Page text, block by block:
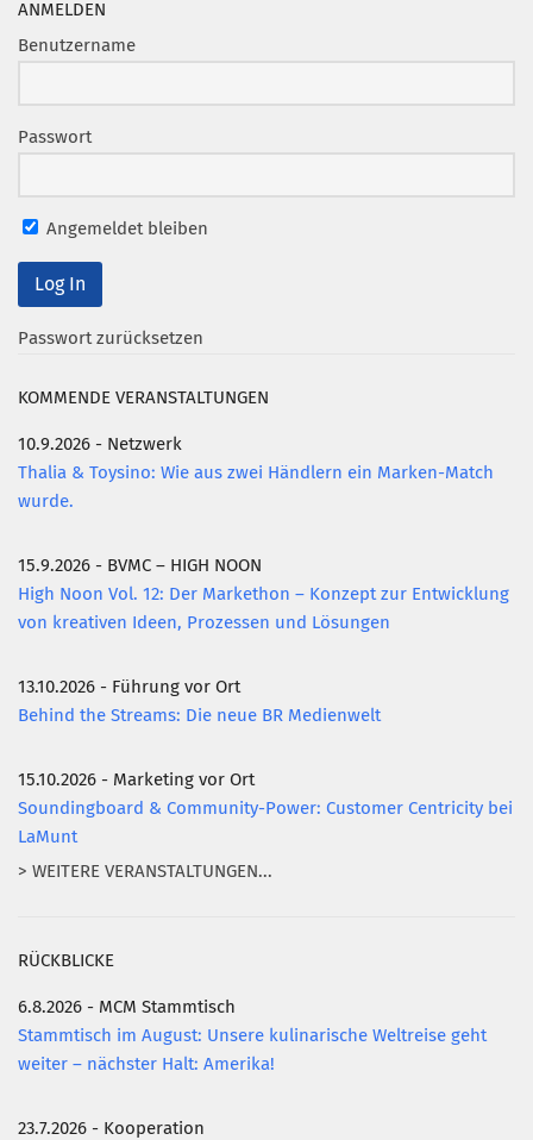
Clubmagazin
MCM Club TV
Mitglied werden
AKTUELLES
ANMELDEN
Benutzername
Passwort
Angemeldet bleiben
Passwort zurücksetzen
KOMMENDE VERANSTALTUNGEN
10.9.2026 - Netzwerk
Thalia & Toysino: Wie aus zwei Händlern ein Marken-Match
wurde.
15.9.2026 - BVMC – HIGH NOON
High Noon Vol. 12: Der Markethon – Konzept zur Entwicklung
von kreativen Ideen, Prozessen und Lösungen
13.10.2026 - Führung vor Ort
Behind the Streams: Die neue BR Medienwelt
15.10.2026 - Marketing vor Ort
Soundingboard & Community-Power: Customer Centricity bei
LaMunt
> WEITERE VERANSTALTUNGEN...
RÜCKBLICKE
6.8.2026 - MCM Stammtisch
Stammtisch im August: Unsere kulinarische Weltreise geht
weiter – nächster Halt: Amerika!
23.7.2026 - Kooperation